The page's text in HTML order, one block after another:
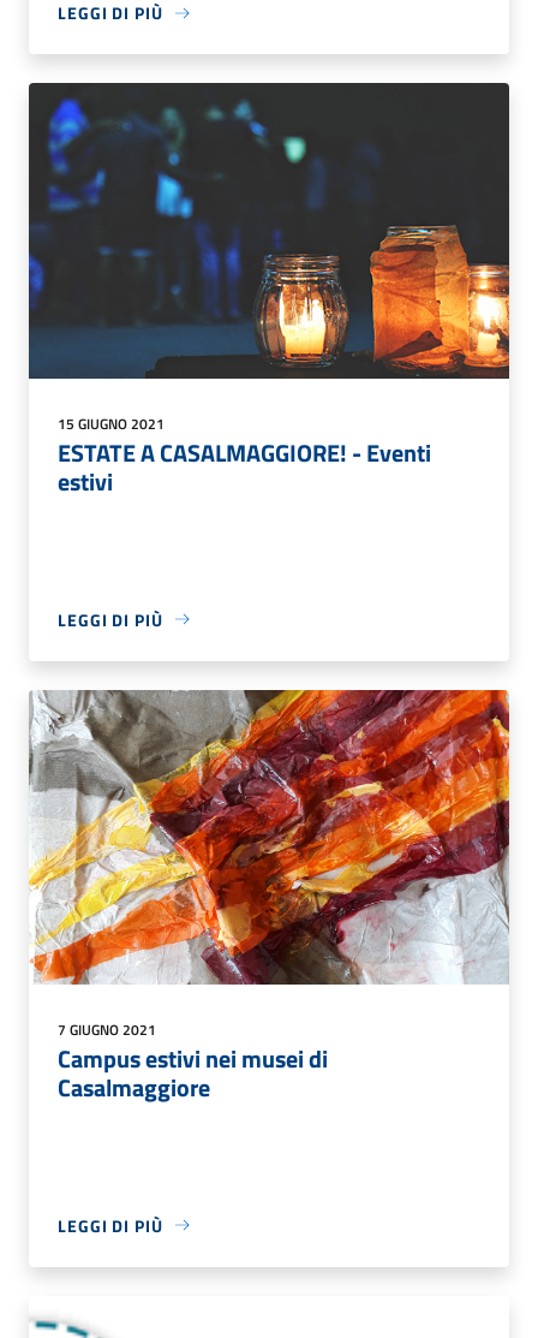
LEGGI DI PIÙ
15 GIUGNO 2021
ESTATE A CASALMAGGIORE! - Eventi
estivi
LEGGI DI PIÙ
7 GIUGNO 2021
Campus estivi nei musei di
Casalmaggiore
LEGGI DI PIÙ